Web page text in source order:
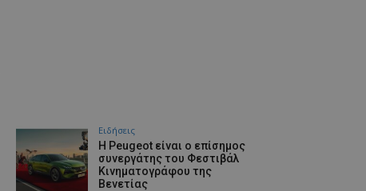
Ειδήσεις
Η Peugeot είναι ο επίσημος
συνεργάτης του Φεστιβάλ
Κινηματογράφου της
Βενετίας